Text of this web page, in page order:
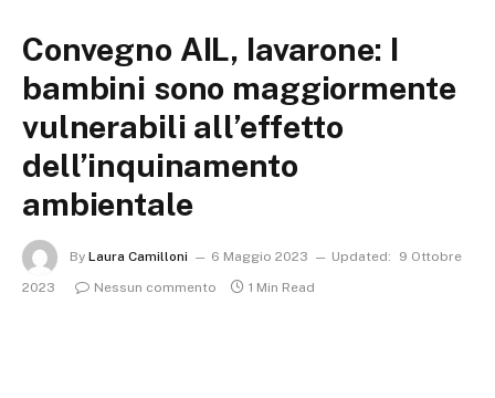
Convegno AIL, Iavarone: I
bambini sono maggiormente
vulnerabili all’effetto
dell’inquinamento
ambientale
By Laura Camilloni 6 Maggio 2023 Updated:
9 Ottobre
2023
Nessun commento 1 Min Read